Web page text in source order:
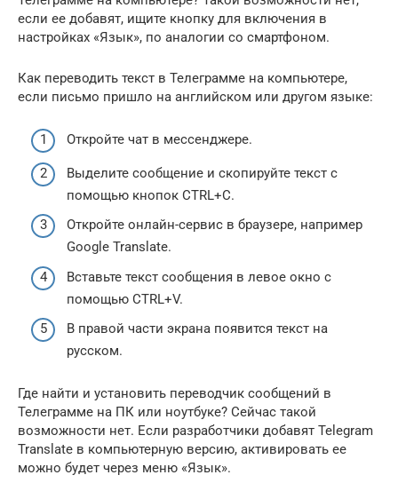
если ее добавят, ищите кнопку для включения в
настройках «Язык», по аналогии со смартфоном.
Как переводить текст в Телеграмме на компьютере,
если письмо пришло на английском или другом языке:
Откройте чат в мессенджере.
Выделите сообщение и скопируйте текст с
помощью кнопок CTRL+C.
Откройте онлайн-сервис в браузере, например
Google Translate.
Вставьте текст сообщения в левое окно с
помощью CTRL+V.
В правой части экрана появится текст на
русском.
Где найти и установить переводчик сообщений в
Телеграмме на ПК или ноутбуке? Сейчас такой
возможности нет. Если разработчики добавят Telegram
Translate в компьютерную версию, активировать ее
можно будет через меню «Язык».